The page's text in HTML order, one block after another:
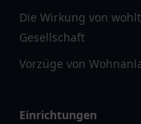
Die Wirkung von
Gesellschaft
Vorzüge von
Einrichtungen